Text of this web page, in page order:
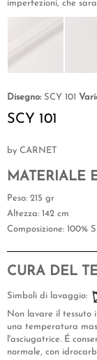
imperfezioni, che
Disegno: SCY 101
SCY 101
by CARNET
MATERIALE
Peso: 215 gr
Altezza: 142 cm
Composizione: 100%
CURA DEL
Simboli di lavaggio:
Non lavare il tessuto
una temperatura
l'asciugatrice. É
normale, con